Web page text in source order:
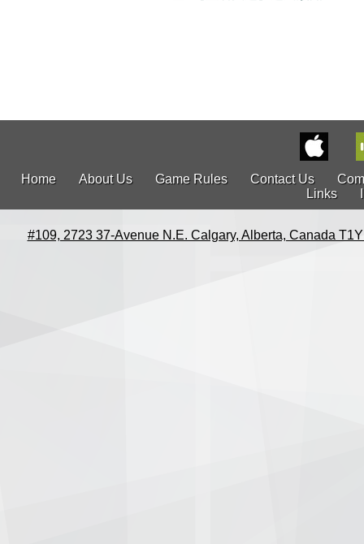
Home About Us Game Rules Contact Us
Links
#109, 2723 37-Avenue N.E. Calgary, Alberta, Canada